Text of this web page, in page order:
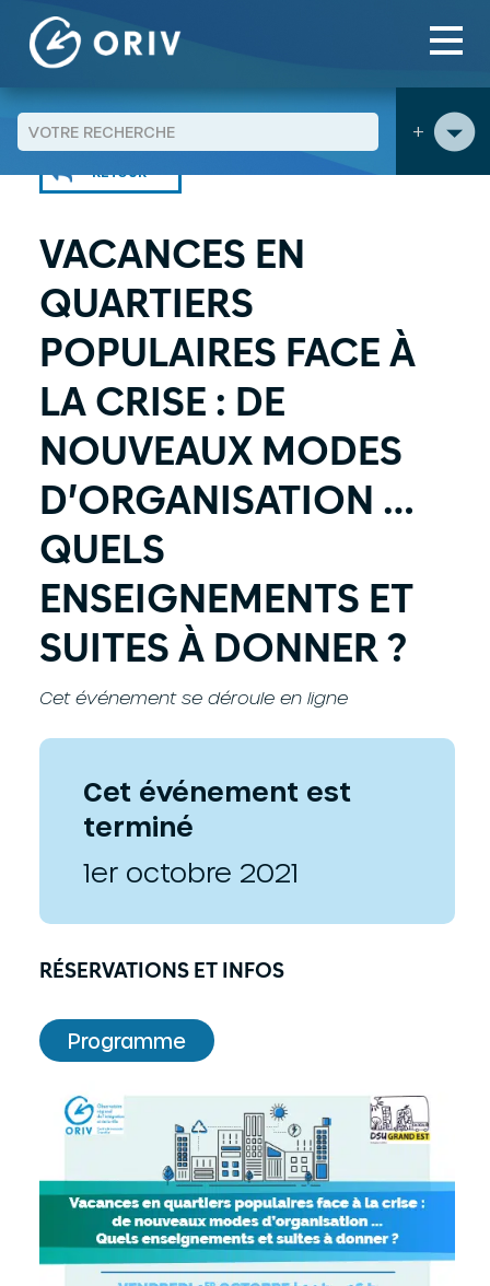
Aller au contenu
+
Agenda >
RETOUR
VACANCES EN
QUARTIERS
POPULAIRES FACE À
LA CRISE : DE
NOUVEAUX MODES
D’ORGANISATION …
QUELS
ENSEIGNEMENTS ET
SUITES À DONNER ?
Cet événement se déroule en ligne
Cet événement est
terminé
1er octobre 2021
RÉSERVATIONS ET INFOS
Programme
Panneau de gestion des cookies